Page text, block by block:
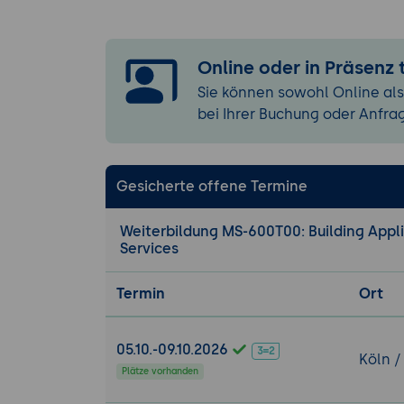
Erstellen
Verwalten von
Verwalten
Verwalten
Verwalten von
Verwalten
Verwalten
Verwalten
Überblick
Online oder in Präsenz
Sie können sowohl Online
bei Ihrer Buchung oder
Gesicherte offene Termine
Weiterbildung MS-600T00: Building
Services
Termin Ort
05.10.-09.10.2026
Plätze vorhanden
Köln